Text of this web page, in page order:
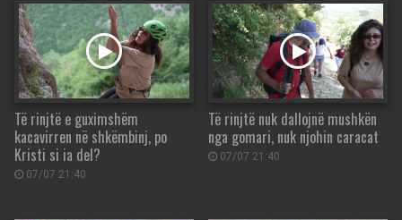
Të rinjtë e guximshëm
kacavirren në shkëmbinj, po
Kristi si ia del?
07/07 21:40
Të rinjtë nuk dallojnë mushkën
nga gomari, nuk njohin caracat
07/07 21:40